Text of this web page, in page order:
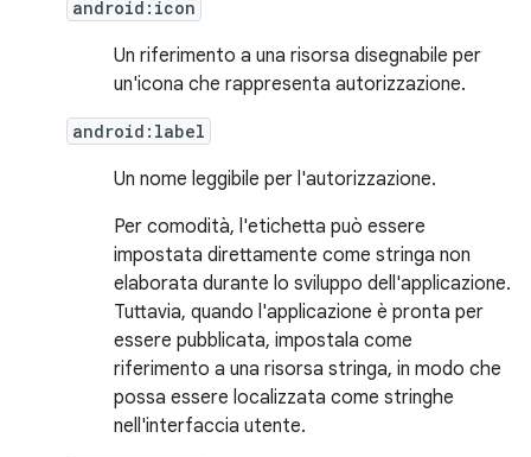
android:icon
Un riferimento a una risorsa disegnabile per
un'icona che rappresenta autorizzazione.
android:label
Un nome leggibile per l'autorizzazione.
Per comodità, l'etichetta può essere
impostata direttamente come stringa non
elaborata durante lo sviluppo dell'applicazione.
Tuttavia, quando l'applicazione è pronta per
essere pubblicata, impostala come
riferimento a una risorsa stringa, in modo che
possa essere localizzata come stringhe
nell'interfaccia utente.